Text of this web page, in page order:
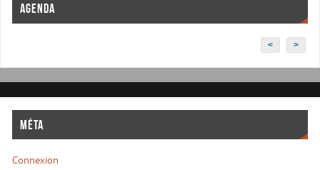
AGENDA
< >
MÉTA
Connexion